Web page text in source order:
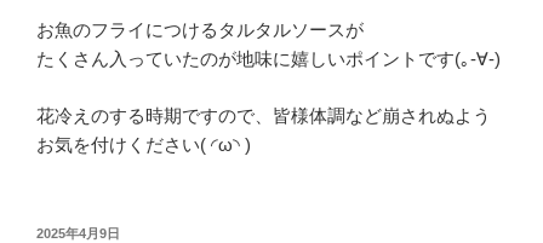
お魚のフライにつけるタルタルソースが
たくさん入っていたのが地味に嬉しいポイントです(｡-∀-)
花冷えのする時期ですので、皆様体調など崩されぬよう
お気を付けください( ◜ω◝ )
投
2025年4月9日